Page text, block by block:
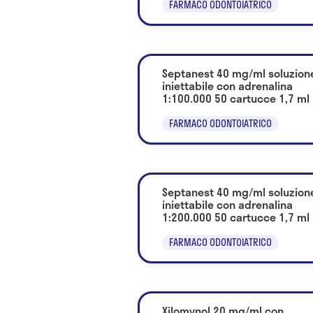
FARMACO ODONTOIATRICO
Septanest 40 mg/ml
iniettabile con adrenalina
1:100.000 50 cartucce 1,7 ml
FARMACO ODONTOIATRICO
Septanest 40 mg/ml
iniettabile con adrenalina
1:200.000 50 cartucce 1,7 ml
FARMACO ODONTOIATRICO